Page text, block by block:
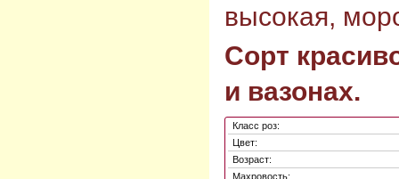
высокая,
Сорт
и вазонах.
Класс роз:
Цвет:
Возраст:
Махровость: